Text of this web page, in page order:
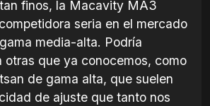
finos, la Macavity MA3
seria en el mercado
media-alta. Podría
otras que ya conocemos, como
de gama alta, que suelen
de ajuste que tanto nos